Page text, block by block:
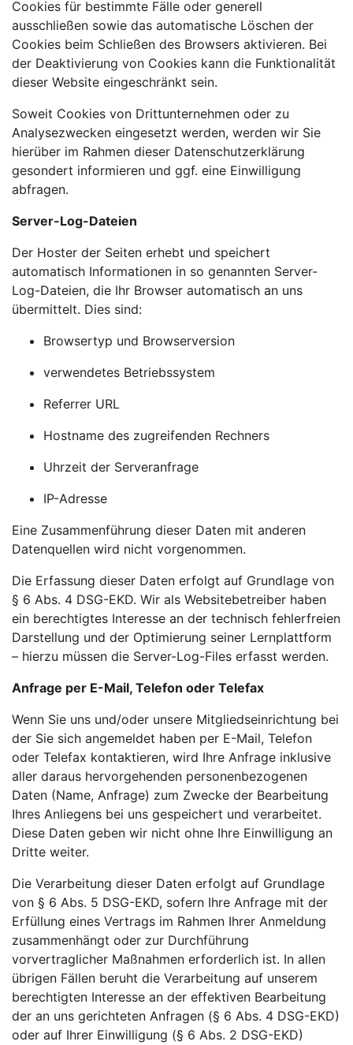
Cookies für bestimmte Fälle oder generell
ausschließen sowie das automatische Löschen der
Cookies beim Schließen des Browsers aktivieren. Bei
der Deaktivierung von Cookies kann die Funktionalität
dieser Website eingeschränkt sein.
Soweit Cookies von Drittunternehmen oder zu
Analysezwecken eingesetzt werden, werden wir Sie
hierüber im Rahmen dieser Datenschutzerklärung
gesondert informieren und ggf. eine Einwilligung
abfragen.
Server-Log-Dateien
Der Hoster der Seiten erhebt und speichert
automatisch Informationen in so genannten Server-
Log-Dateien, die Ihr Browser automatisch an uns
übermittelt. Dies sind:
Browsertyp und Browserversion
verwendetes Betriebssystem
Referrer URL
Hostname des zugreifenden Rechners
Uhrzeit der Serveranfrage
IP-Adresse
Eine Zusammenführung dieser Daten mit anderen
Datenquellen wird nicht vorgenommen.
Die Erfassung dieser Daten erfolgt auf Grundlage von
§ 6 Abs. 4 DSG-EKD. Wir als Websitebetreiber haben
ein berechtigtes Interesse an der technisch fehlerfreien
Darstellung und der Optimierung seiner Lernplattform
– hierzu müssen die Server-Log-Files erfasst werden.
Anfrage per E-Mail, Telefon oder Telefax
Wenn Sie uns und/oder unsere Mitgliedseinrichtung bei
der Sie sich angemeldet haben per E-Mail, Telefon
oder Telefax kontaktieren, wird Ihre Anfrage inklusive
aller daraus hervorgehenden personenbezogenen
Daten (Name, Anfrage) zum Zwecke der Bearbeitung
Ihres Anliegens bei uns gespeichert und verarbeitet.
Diese Daten geben wir nicht ohne Ihre Einwilligung an
Dritte weiter.
Die Verarbeitung dieser Daten erfolgt auf Grundlage
von § 6 Abs. 5 DSG-EKD, sofern Ihre Anfrage mit der
Erfüllung eines Vertrags im Rahmen Ihrer Anmeldung
zusammenhängt oder zur Durchführung
vorvertraglicher Maßnahmen erforderlich ist. In allen
übrigen Fällen beruht die Verarbeitung auf unserem
berechtigten Interesse an der effektiven Bearbeitung
der an uns gerichteten Anfragen (§ 6 Abs. 4 DSG-EKD)
oder auf Ihrer Einwilligung (§ 6 Abs. 2 DSG-EKD)